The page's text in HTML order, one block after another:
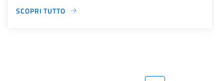
SCOPRI TUTTO